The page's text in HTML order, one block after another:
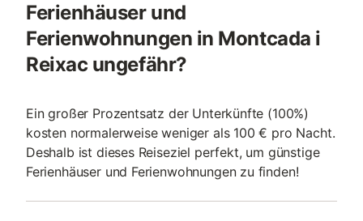
Ferienhäuser und
Ferienwohnungen in Montcada i
Reixac ungefähr?
Ein großer Prozentsatz der Unterkünfte (100%)
kosten normalerweise weniger als 100 € pro Nacht.
Deshalb ist dieses Reiseziel perfekt, um günstige
Ferienhäuser und Ferienwohnungen zu finden!